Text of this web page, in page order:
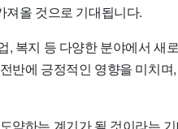
져올 것으로 기대됩니다.
복지 등 다양한 분야에서 새
반에 긍정적인 영향을 미치며
약하는 계기가 될 것이라는